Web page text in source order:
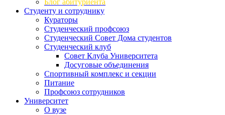
Блог абитуриента
Студенту и сотруднику
Кураторы
Студенческий профсоюз
Студенческий Совет Дома студентов
Студенческий клуб
Совет Клуба Университета
Досуговые объединения
Спортивный комплекс и секции
Питание
Профсоюз сотрудников
Университет
О вузе